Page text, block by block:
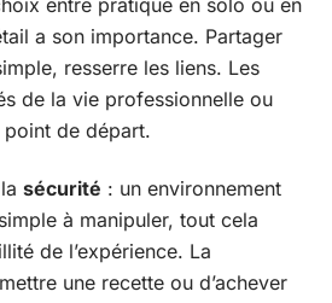
a son importance. Partager
resserre les liens. Les
de la vie professionnelle ou
de départ.
sécurité : un environnement
à manipuler, tout cela
de l’expérience. La
une recette ou d’achever